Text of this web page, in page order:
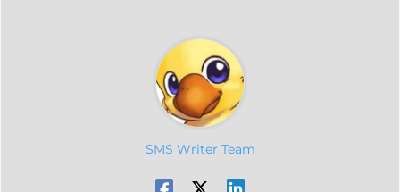
SMS Writer Team